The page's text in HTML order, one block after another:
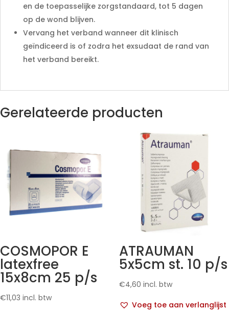
en de toepasselijke zorgstandaard, tot 5 dagen
op de wond blijven.
Vervang het verband wanneer dit klinisch
geïndiceerd is of zodra het exsudaat de rand van
het verband bereikt.
Gerelateerde producten
COSMOPOR E
latexfree
15x8cm 25 p/s
€11,03 incl. btw
ATRAUMAN
5x5cm st. 10 p/s
€4,60 incl. btw
Voeg toe aan verlanglijst